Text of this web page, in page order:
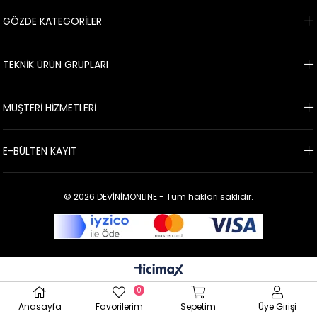
GÖZDE KATEGORİLER
TEKNİK ÜRÜN GRUPLARI
MÜŞTERİ HİZMETLERİ
E-BÜLTEN KAYIT
© 2026 DEVİNİMONLINE - Tüm hakları saklıdır.
Anasayfa Favorilerim
0
Sepetim Üye Girişi